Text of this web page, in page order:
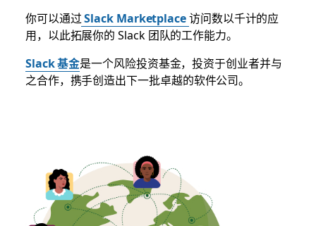
你可以通过Slack Marketplace访问数以千计的应
用，以此拓展你的 Slack 团队的工作能力。
Slack 基金是一个风险投资基金，投资于创业者并与
之合作，携手创造出下一批卓越的软件公司。